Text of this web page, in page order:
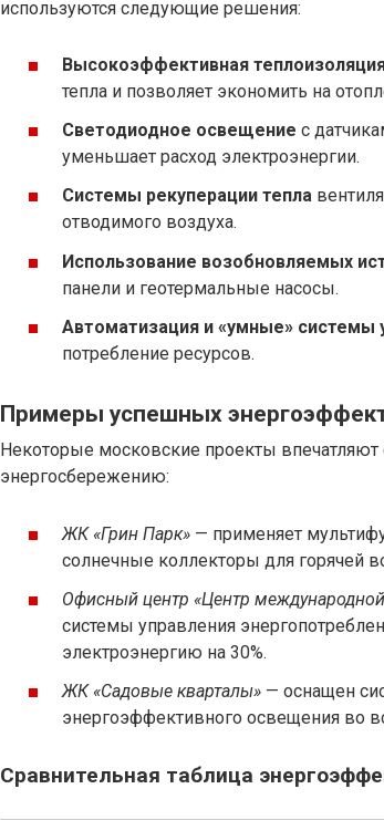
используются следующие решения:
Высокоэффективная
тепла и позволяет экономить на
Светодиодное освещение с
уменьшает расход электроэнергии.
Системы рекуперации тепла
отводимого воздуха.
Использование возобновляемых
панели и геотермальные насосы.
Автоматизация и «умные» системы
потребление ресурсов.
Примеры успешных
Некоторые московские проекты
энергосбережению:
ЖК «Грин Парк» — применяет
солнечные коллекторы для горячей
Офисный центр «Центр
системы управления
электроэнергию на 30%.
ЖК «Садовые кварталы» — оснащен
энергоэффективного освещения во
Сравнительная таблица